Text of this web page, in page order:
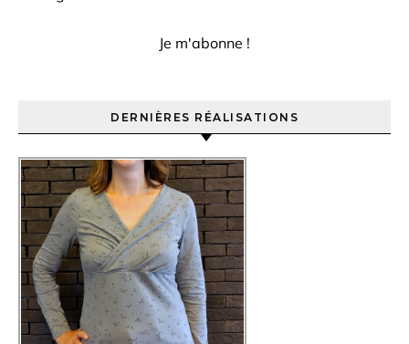
DERNIÈRES RÉALISATIONS